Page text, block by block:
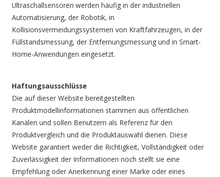
Ultraschallsensoren werden häufig in der industriellen
Automatisierung, der Robotik, in
Kollisionsvermeidungssystemen von Kraftfahrzeugen, in der
Füllstandsmessung, der Entfernungsmessung und in Smart-
Home-Anwendungen eingesetzt.
Haftungsausschlüsse
Die auf dieser Website bereitgestellten
Produktmodellinformationen stammen aus öffentlichen
Kanälen und sollen Benutzern als Referenz für den
Produktvergleich und die Produktauswahl dienen. Diese
Website garantiert weder die Richtigkeit, Vollständigkeit oder
Zuverlässigkeit der Informationen noch stellt sie eine
Empfehlung oder Anerkennung einer Marke oder eines